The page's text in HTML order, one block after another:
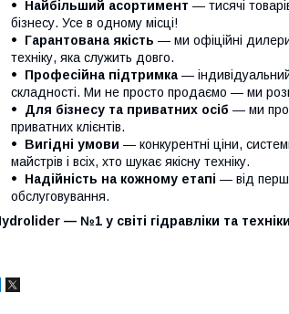
Найбільший асортимент — тисячі
бізнесу. Усе в одному місці!
Гарантована якість — ми офіційні
техніку, яка служить довго.
Професійна підтримка — індивідуальний
складності. Ми не просто продаємо — ми
Для бізнесу та приватних осіб — ми
приватних клієнтів.
Вигідні умови — конкурентні ціни,
майстрів і всіх, хто шукає якісну техніку.
Надійність на кожному етапі — від
обслуговування.
— №1 у світі гідравліки та